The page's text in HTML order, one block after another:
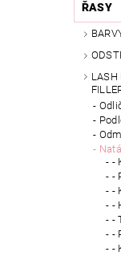
ŘASY
LASH
-
-
-
-
-
-
-